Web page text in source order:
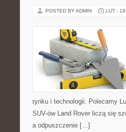
POSTED BY ADMIN LUT -
rynku i technologii. Polecamy
SUV-ów Land Rover liczą się
a odpuszczenie […]